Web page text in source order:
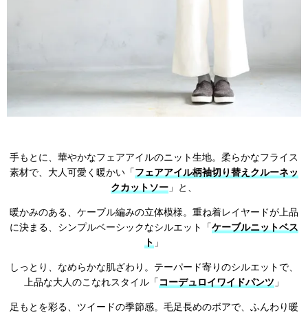
手もとに、華やかなフェアアイルのニット生地。柔らかなフライス
素材で、大人可愛く暖かい「 フェアアイル柄袖切り替えクルーネッ
クカットソー」と、
暖かみのある、ケーブル編みの立体模様。重ね着レイヤードが上品
に決まる、シンプルベーシックなシルエット「 ケーブルニットベス
ト」
しっとり、なめらかな肌ざわり。テーパード寄りのシルエットで、
上品な大人のこなれスタイル「 コーデュロイワイドパンツ」
足もとを彩る、ツイードの季節感。毛足長めのボアで、ふんわり暖